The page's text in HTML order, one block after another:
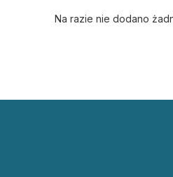
Na razie nie dodano